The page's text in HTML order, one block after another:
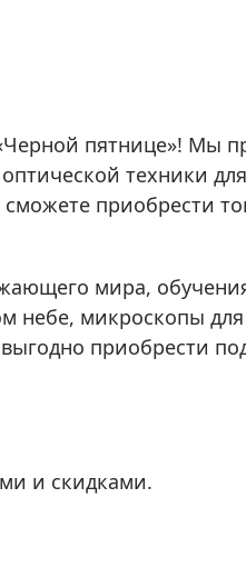
оптики
памяти
среды
пятнице»! Мы
техники
приобрести
мира,
небе, микроскопы
приобрести
и скидками.